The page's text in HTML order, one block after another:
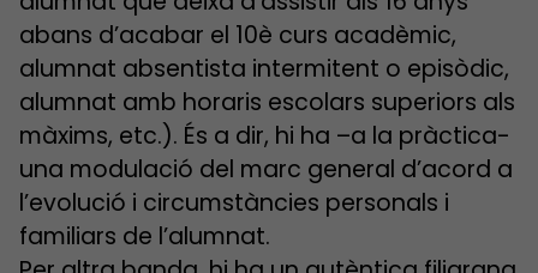
abans d’acabar el 10è curs acadèmic,
alumnat absentista intermitent o episòdic,
alumnat amb horaris escolars superiors als
màxims, etc.). És a dir, hi ha –a la pràctica-
una modulació del marc general d’acord a
l’evolució i circumstàncies personals i
familiars de l’alumnat.